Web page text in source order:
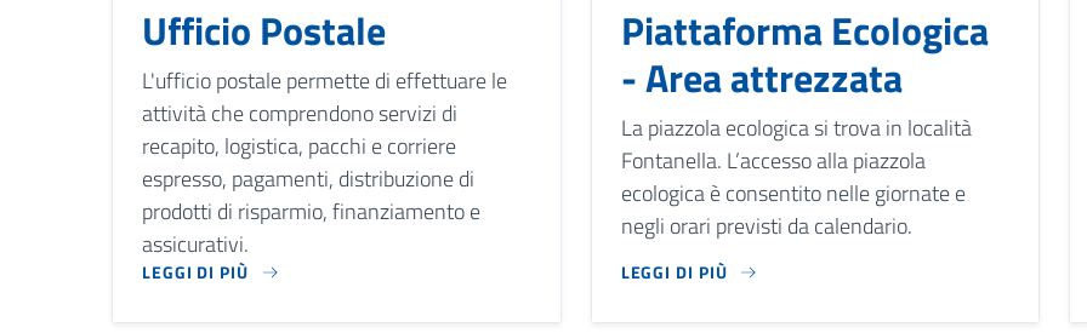
Ufficio Postale
L'ufficio postale permette di effettuare le
attività che comprendono servizi di
recapito, logistica, pacchi e corriere
espresso, pagamenti, distribuzione di
prodotti di risparmio, finanziamento e
assicurativi.
LEGGI DI PIÙ
L'UFFICIO POSTALE PERMETTE DI EFFETTUARE LE ATTIVITÀ CHE COMPRENDONO SERVIZI DI RECAPITO,
Piattaforma Ecologica
- Area attrezzata
La piazzola ecologica si trova in località
Fontanella. L’accesso alla piazzola
ecologica è consentito nelle giornate e
negli orari previsti da calendario.
LEGGI DI PIÙ
LA PIAZZOLA ECOLOGICA SI TROVA IN LOCALITÀ